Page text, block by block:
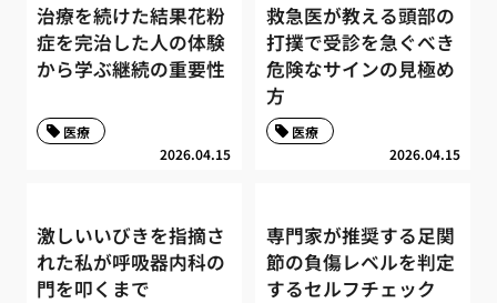
治療を続けた結果花粉
症を完治した人の体験
から学ぶ継続の重要性
2026.04.15
医療
救急医が教える頭部の
打撲で受診を急ぐべき
危険なサインの見極め
方
2026.04.15
医療
激しいいびきを指摘さ
れた私が呼吸器内科の
門を叩くまで
専門家が推奨する足関
節の負傷レベルを判定
するセルフチェック